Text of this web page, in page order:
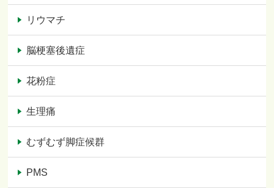
リウマチ
脳梗塞後遺症
花粉症
生理痛
むずむず脚症候群
PMS